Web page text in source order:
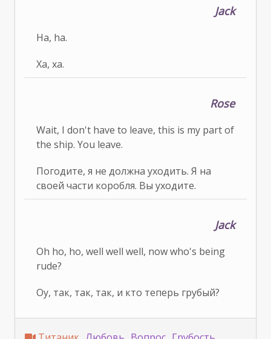
Jack
Ha, ha.
Ха, ха.
Rose
Wait, I don't have to leave, this is my part of
the ship. You leave.
Погодите, я не должна уходить. Я на
своей части коробля. Вы уходите.
Jack
Oh ho, ho, well well well, now who's being
rude?
Оу, так, так, так, и кто теперь грубый?